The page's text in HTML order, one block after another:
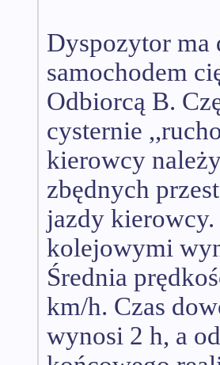
Dyspozytor ma
samochodem
Odbiorcą B.
cysternie
kierowcy
zbędnych
jazdy kierowcy.
kolejowymi
Średnia
km/h. Czas
wynosi 2 h, a